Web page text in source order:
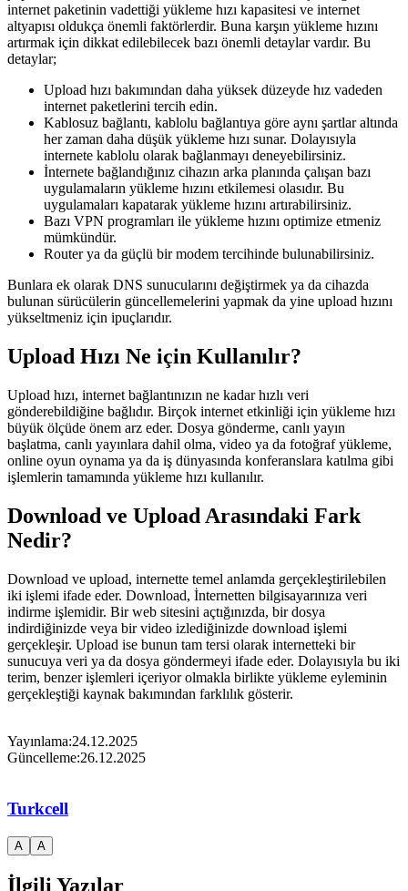
internet paketinin vadettiği yükleme hızı kapasitesi ve internet
altyapısı oldukça önemli faktörlerdir. Buna karşın yükleme hızını
artırmak için dikkat edilebilecek bazı önemli detaylar vardır. Bu
detaylar;
Upload hızı bakımından daha yüksek düzeyde hız vadeden
internet paketlerini tercih edin.
Kablosuz bağlantı, kablolu bağlantıya göre aynı şartlar altında
her zaman daha düşük yükleme hızı sunar. Dolayısıyla
internete kablolu olarak bağlanmayı deneyebilirsiniz.
İnternete bağlandığınız cihazın arka planında çalışan bazı
uygulamaların yükleme hızını etkilemesi olasıdır. Bu
uygulamaları kapatarak yükleme hızını artırabilirsiniz.
Bazı VPN programları ile yükleme hızını optimize etmeniz
mümkündür.
Router ya da güçlü bir modem tercihinde bulunabilirsiniz.
Bunlara ek olarak DNS sunucularını değiştirmek ya da cihazda
bulunan sürücülerin güncellemelerini yapmak da yine upload hızını
yükseltmeniz için ipuçlarıdır.
Upload Hızı Ne için Kullanılır?
Upload hızı, internet bağlantınızın ne kadar hızlı veri
gönderebildiğine bağlıdır. Birçok internet etkinliği için yükleme hızı
büyük ölçüde önem arz eder. Dosya gönderme, canlı yayın
başlatma, canlı yayınlara dahil olma, video ya da fotoğraf yükleme,
online oyun oynama ya da iş dünyasında konferanslara katılma gibi
işlemlerin tamamında yükleme hızı kullanılır.
Download ve Upload Arasındaki Fark
Nedir?
Download ve upload, internette temel anlamda gerçekleştirilebilen
iki işlemi ifade eder. Download, İnternetten bilgisayarınıza veri
indirme işlemidir. Bir web sitesini açtığınızda, bir dosya
indirdiğinizde veya bir video izlediğinizde download işlemi
gerçekleşir. Upload ise bunun tam tersi olarak internetteki bir
sunucuya veri ya da dosya göndermeyi ifade eder. Dolayısıyla bu iki
terim, benzer işlemleri içeriyor olmakla birlikte yükleme eyleminin
gerçekleştiği kaynak bakımından farklılık gösterir.
Yayınlama:24.12.2025
Güncelleme:26.12.2025
Turkcell
A A
İlgili Yazılar